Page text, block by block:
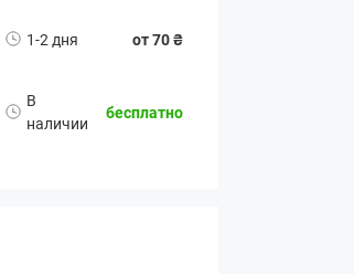
1-2 дня от 70 ₴
В
наличии
бесплатно